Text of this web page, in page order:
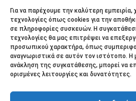
Για να παρέχουμε την καλύτερη εμπειρία,
τεχνολογίες όπως cookies για την
σε πληροφορίες συσκευών. Η
τεχνολογίες θα μας επιτρέψει να
προσωπικού χαρακτήρα, όπως
αναγνωριστικά σε αυτόν τον ιστότοπο. Η
ανάκληση της συγκατάθεσης, μπορεί να
ορισμένες λειτουργίες και δυνατότητες.
NEWSLETTER
Κάντε εγγραφή στο ηλεκτρονικό μας
στο επίκεντρο της οικονομικής